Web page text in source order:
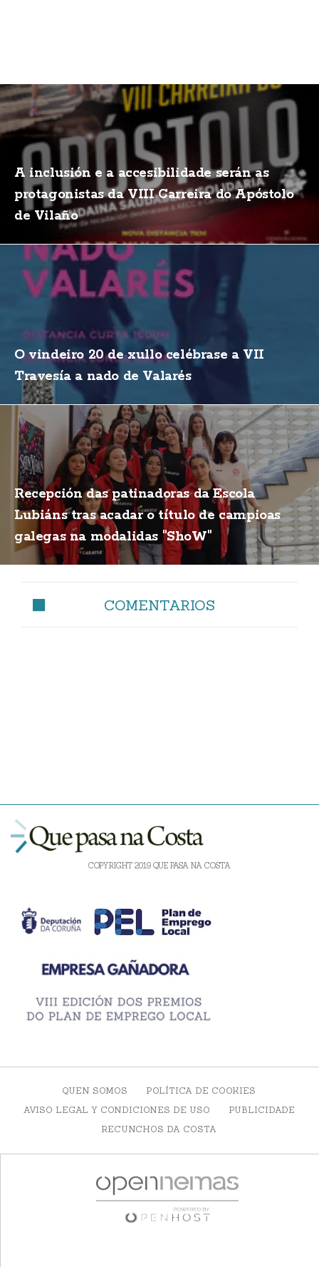
A inclusión e a accesibilidade serán as
protagonistas da VIII Carreira do Apóstolo
de Vilaño
O vindeiro 20 de xullo celébrase a VII
Travesía a nado de Valarés
Recepción das patinadoras da Escola
Lubiáns tras acadar o título de campioas
galegas na modalidas "ShoW"
COMENTARIOS
COPYRIGHT 2019 QUE PASA NA COSTA
QUEN SOMOS
POLÍTICA DE COOKIES
AVISO LEGAL Y CONDICIONES DE USO
PUBLICIDADE
RECUNCHOS DA COSTA